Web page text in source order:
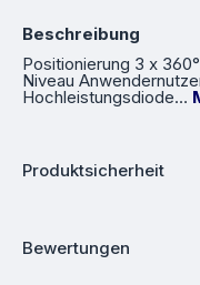
Beschreibung
Positionierung 3 x
Niveau
Hochleistungsdiode…
Produktsicherheit
Bewertungen